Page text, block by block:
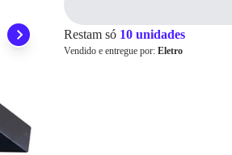
Restam só 10 unidades
Vendido e entregue por: Eletro